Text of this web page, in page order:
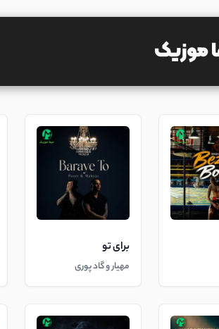
برای تو
مهیار و گاد پوری